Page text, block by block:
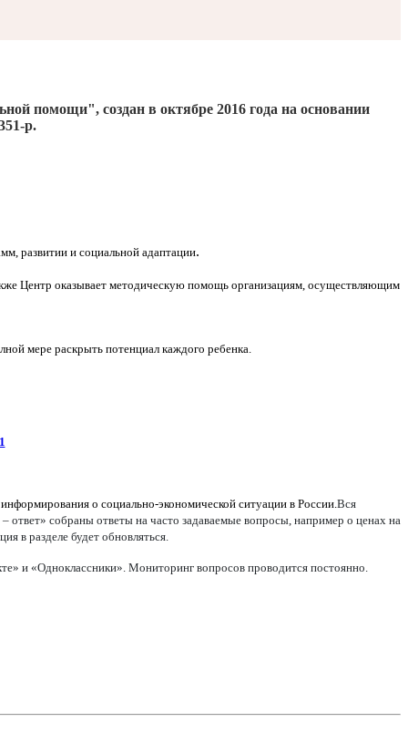
помощи", создан в октябре 2016года на основании
р.
развитии и социальной адаптации.
Центр оказывает методическую помощь организациям, осуществляющим
мере раскрыть потенциал каждого ребенка.
о социально-экономической ситуации в России. Вся
ответ» собраны ответы на часто задаваемые вопросы, например о ценах на
в разделе будет обновляться.
и «Одноклассники». Мониторинг вопросов проводится постоянно.